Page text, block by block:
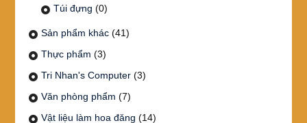
Túi đựng (0)
Sản phẩm khác (41)
Thực phẩm (3)
Tri Nhan's Computer (3)
Văn phòng phẩm (7)
Vật liệu làm hoa đăng (14)